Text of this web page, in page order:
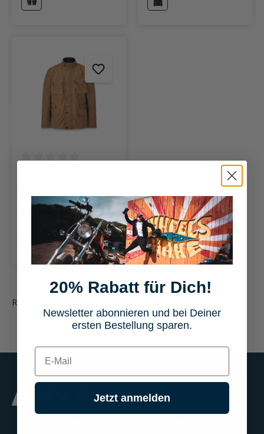
schwarz schwarz
Motorradjacke sand
sand
Restless GmbH
20% Rabatt für Dich!
Newsletter abonnieren und bei Deiner
ersten Bestellung sparen.
E-mail
Jetzt anmelden